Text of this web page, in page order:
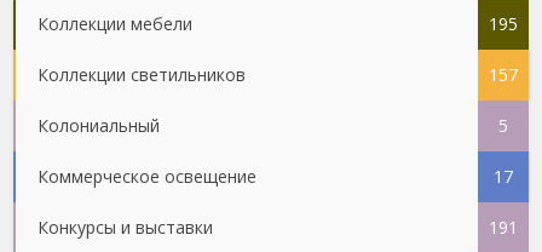
Коллекции мебели 195
Коллекции светильников 157
Колониальный 5
Коммерческое освещение 17
Конкурсы и выставки 191